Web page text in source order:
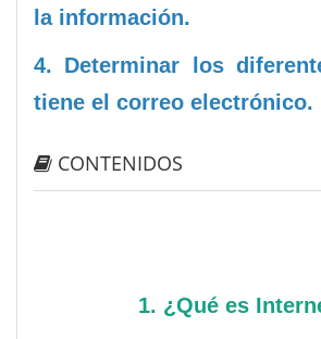
la información.
4. Determinar los
tiene el correo electrónico.
CONTENIDOS
1. ¿Qué es